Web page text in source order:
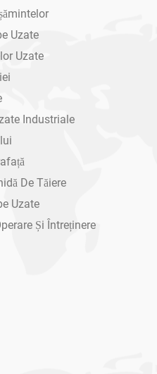
Uzate
Uzate
Industriale
De Tăiere
Uzate
Și Întreținere